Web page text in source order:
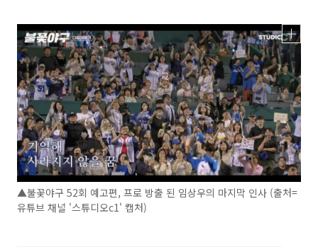
▲불꽃야구 52회 예고편, 프로 방출 된 임상우의 마지막 인사 (출처=
유튜브 채널 '스튜디오c1' 캡처)